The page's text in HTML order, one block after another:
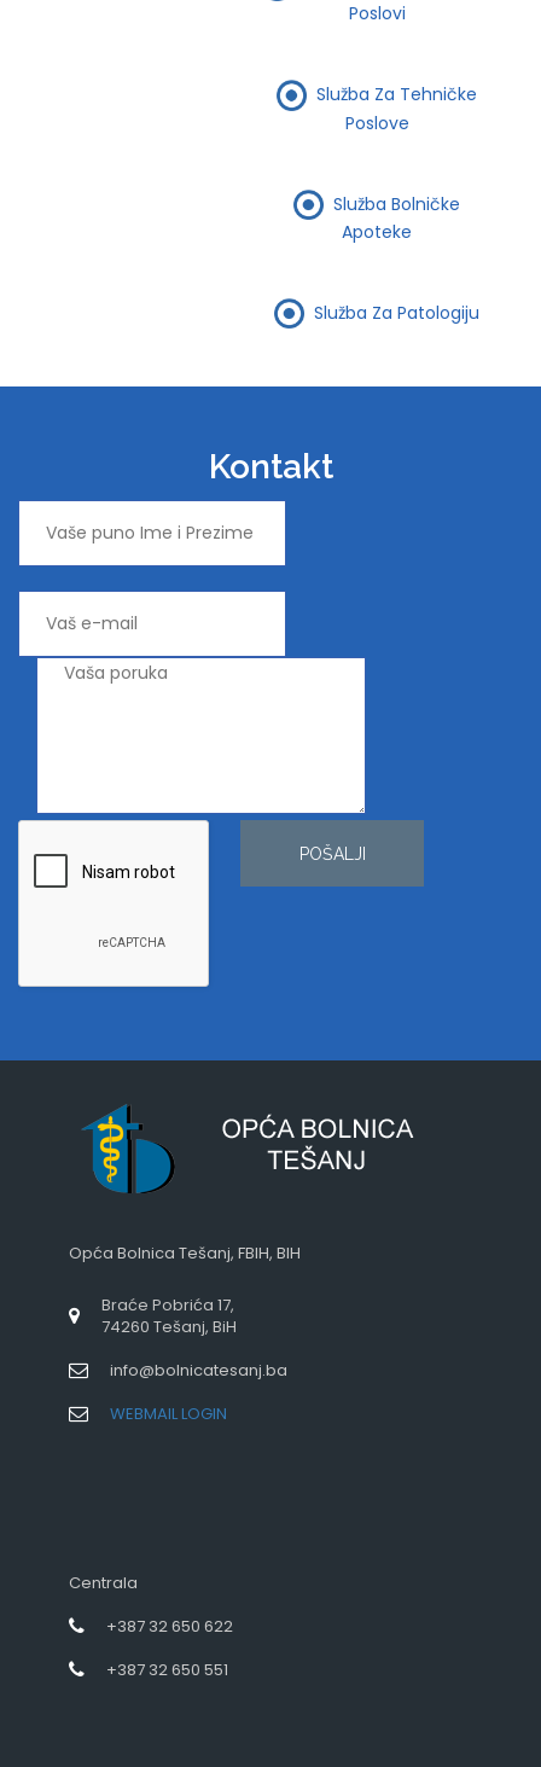
Poslovi
Služba Za Tehničke
Poslove
Služba Bolničke
Apoteke
Služba Za Patologiju
Kontakt
POŠALJI
Opća Bolnica Tešanj, FBIH, BIH
Braće Pobrića 17,
74260 Tešanj, BiH
info@bolnicatesanj.ba
WEBMAIL LOGIN
Centrala
+387 32 650 622
+387 32 650 551